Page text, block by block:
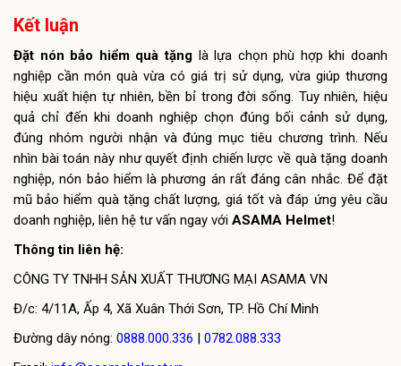
Kết luận
Đặt nón bảo hiểm quà tặnglà lựa chọn phù hợp khi doanh
nghiệp cần món quà vừa có giá trị sử dụng, vừa giúp thương
hiệu xuất hiện tự nhiên, bền bỉ trong đời sống. Tuy nhiên, hiệu
quả chỉ đến khi doanh nghiệp chọn đúng bối cảnh sử dụng,
đúng nhóm người nhận và đúng mục tiêu chương trình. Nếu
nhìn bài toán này như quyết định chiến lược về quà tặng doanh
nghiệp, nón bảo hiểm là phương án rất đáng cân nhắc. Để đặt
mũ bảo hiểm quà tặng chất lượng, giá tốt và đáp ứng yêu cầu
doanh nghiệp, liên hệ tư vấn ngay với ASAMA Helmet!
Thông tin liên hệ:
CÔNG TY TNHH SẢN XUẤT THƯƠNG MẠI ASAMA VN
Đ/c: 4/11A, Ấp 4, Xã Xuân Thới Sơn, TP. Hồ Chí Minh
Đường dây nóng: 0888.000.336 | 0782.088.333